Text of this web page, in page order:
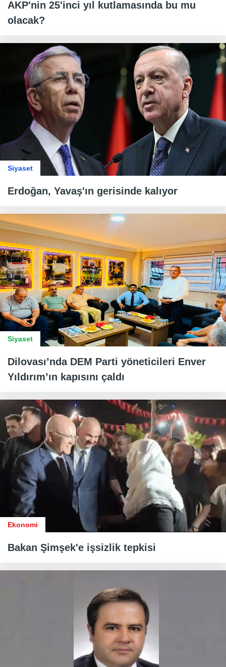
AKP'nin 25'inci yıl kutlamasında bu mu
olacak?
Siyaset
Erdoğan, Yavaş'ın gerisinde kalıyor
Siyaset
Dilovası’nda DEM Parti yöneticileri Enver
Yıldırım’ın kapısını çaldı
Ekonomi
Bakan Şimşek'e işsizlik tepkisi